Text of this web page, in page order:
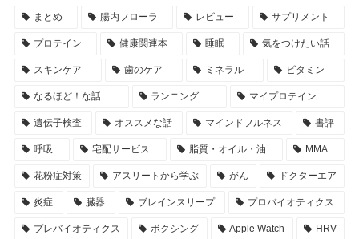
まとめ 腸内フローラ レビュー サプリメント
プロテイン 健康関連本 睡眠 気をつけたい話
スキンケア 歯のケア ミネラル ビタミン
なるほど！な話 ランニング マイプロテイン
遺伝子検査 オススメな話 マインドフルネス 書評
呼吸 宅配サービス 脂質・オイル・油 MMA
花粉症対策 アスリートから学ぶ がん ドクターエア
炎症 臓器 ブレインスリープ プロバイオティクス
プレバイオティクス ボクシング Apple Watch HRV